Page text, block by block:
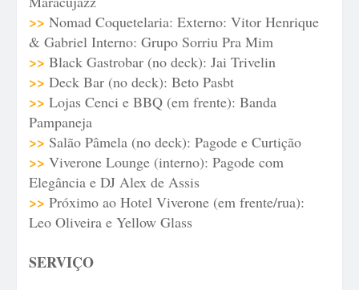
>> Nomad Coquetelaria: Externo: Vitor Henrique
& Gabriel Interno: Grupo Sorriu Pra Mim
>> Black Gastrobar (no deck): Jai Trivelin
>> Deck Bar (no deck): Beto Pasbt
>> Lojas Cenci e BBQ (em frente): Banda
Pampaneja
>> Salão Pâmela (no deck): Pagode e Curtição
>> Viverone Lounge (interno): Pagode com
Elegância e DJ Alex de Assis
>> Próximo ao Hotel Viverone (em frente/rua):
Leo Oliveira e Yellow Glass
SERVIÇO